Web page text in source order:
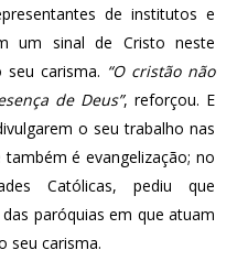
de institutos e
um sinal de Cristo neste
carisma. “O cristão não
de Deus”, reforçou. E
o seu trabalho nas
é evangelização; no
Católicas, pediu que
paróquias em que atuam
seu carisma.